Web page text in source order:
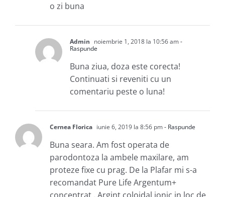
o zi buna
Admin noiembrie 1, 2018 la 10:56 am-
Raspunde
Buna ziua, doza este corecta!
Continuati si reveniti cu un
comentariu peste o luna!
Cernea Florica iunie 6, 2019 la 8:56 pm- Raspunde
Buna seara. Am fost operata de
parodontoza la ambele maxilare, am
proteze fixe cu prag. De la Plafar mi s-a
recomandat Pure Life Argentum+
concentrat , Argint coloidal ionic in loc de